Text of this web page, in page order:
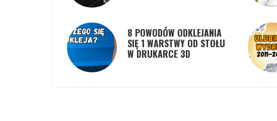
8 POWODÓW ODKLEJANIA
SIĘ 1 WARSTWY OD STOŁU
W DRUKARCE 3D